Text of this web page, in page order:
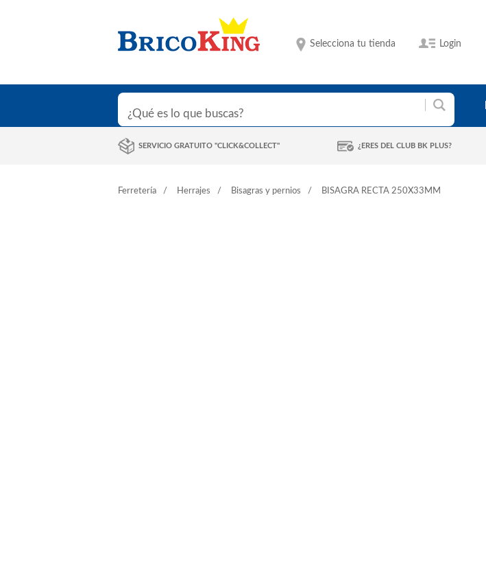
Selecciona tu tienda Login
SERVICIO GRATUITO "CLICK&COLLECT" ¿ERES DEL CLUB BK PLUS?
Ferretería Herrajes Bisagras y pernios BISAGRA RECTA 250X33MM